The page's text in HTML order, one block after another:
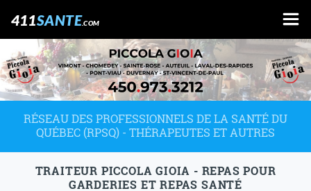
411SANTE.COM
RÉSEAU DES PROFESSIONNELS DE LA SANTÉ DU
QUÉBEC (RPSQ) - THÉRAPEUTES ET AUTRES
TRAITEUR PICCOLA GIOIA - REPAS POUR
GARDERIES ET REPAS SANTÉ